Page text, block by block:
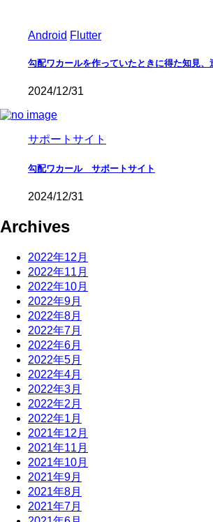
Android Flutter
勾配ワカールを作っていたときに得た知見、
2024/12/31
サポートサイト
勾配ワカール サポートサイト
2024/12/31
Archives
2022年12月
2022年11月
2022年10月
2022年9月
2022年8月
2022年7月
2022年6月
2022年5月
2022年4月
2022年3月
2022年2月
2022年1月
2021年12月
2021年11月
2021年10月
2021年9月
2021年8月
2021年7月